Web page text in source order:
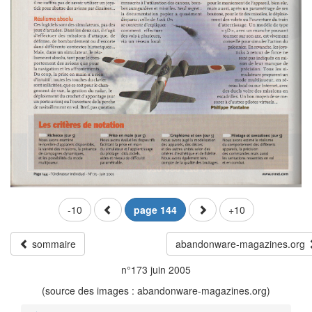
-10 page 144 +10
sommaire
abandonware-magazines.org
n°173 juin 2005
(source des images : abandonware-magazines.org)